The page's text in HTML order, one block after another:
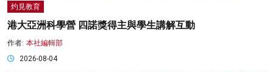
灼見教育
港大亞洲科學營 四諾獎得主與學生講解互動
作者: 本社編輯部
2026-08-04